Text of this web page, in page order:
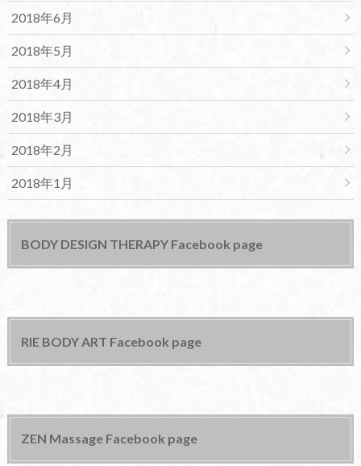
2018年6月
2018年5月
2018年4月
2018年3月
2018年2月
2018年1月
BODY DESIGN THERAPY Facebook page
RIE BODY ART Facebook page
ZEN Massage Facebook page